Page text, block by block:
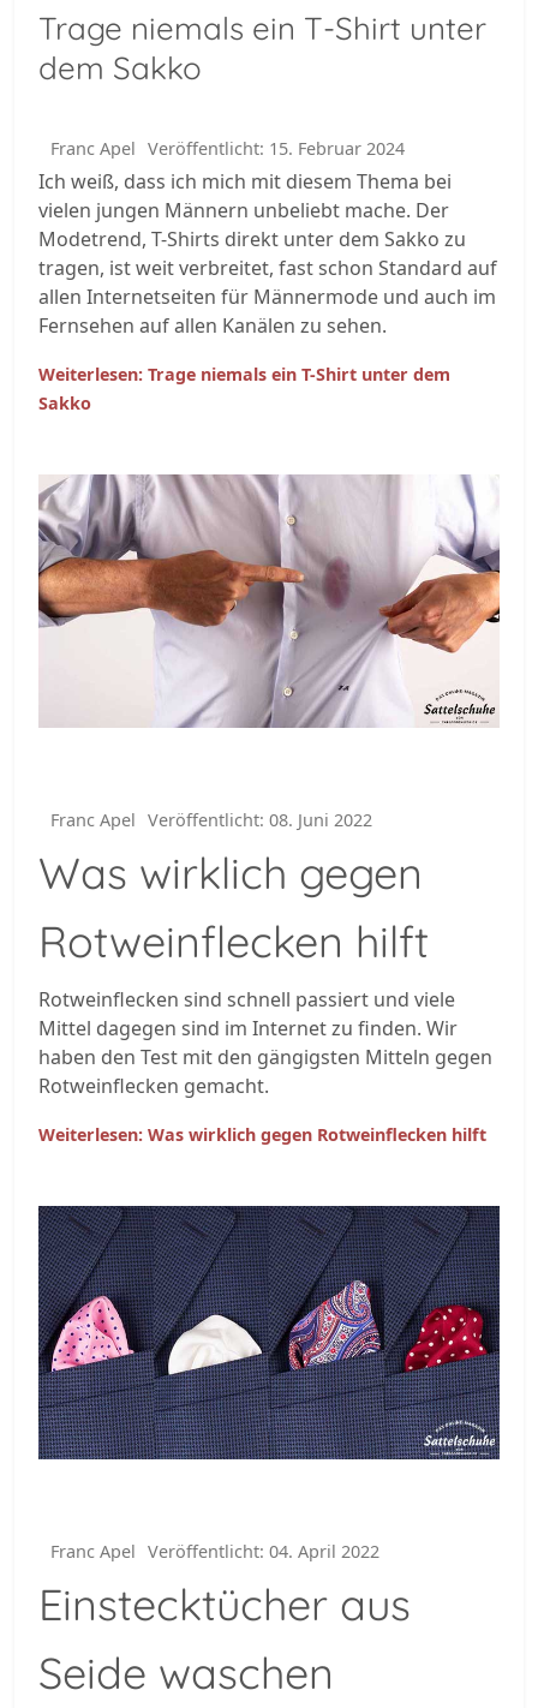
Trage niemals ein T-Shirt unter
dem Sakko
Franc Apel Veröffentlicht: 15. Februar 2024
Ich weiß, dass ich mich mit diesem Thema bei
vielen jungen Männern unbeliebt mache. Der
Modetrend, T-Shirts direkt unter dem Sakko zu
tragen, ist weit verbreitet, fast schon Standard auf
allen Internetseiten für Männermode und auch im
Fernsehen auf allen Kanälen zu sehen.
Weiterlesen: Trage niemals ein T-Shirt unter dem
Sakko
Franc Apel Veröffentlicht: 08. Juni 2022
Was wirklich gegen
Rotweinflecken hilft
Rotweinflecken sind schnell passiert und viele
Mittel dagegen sind im Internet zu finden. Wir
haben den Test mit den gängigsten Mitteln gegen
Rotweinflecken gemacht.
Weiterlesen: Was wirklich gegen Rotweinflecken hilft
Franc Apel Veröffentlicht: 04. April 2022
Einstecktücher aus
Seide waschen